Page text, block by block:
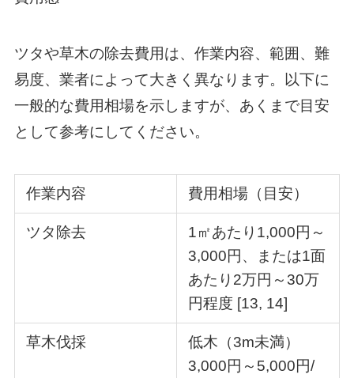
ツタや草木の除去費用は、作業内容、範囲、難
易度、業者によって大きく異なります。以下に
一般的な費用相場を示しますが、あくまで目安
として参考にしてください。
作業内容 費用相場（目安）
ツタ除去
1㎡あたり1,000円～
3,000円、または1面
あたり2万円～30万
円程度 [13, 14]
草木伐採
低木（3m未満）
3,000円～5,000円/